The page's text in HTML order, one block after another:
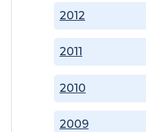
2009
2010
2011
2012